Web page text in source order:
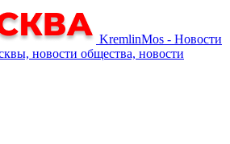
KremlinMos - Новости
новости общества, новости